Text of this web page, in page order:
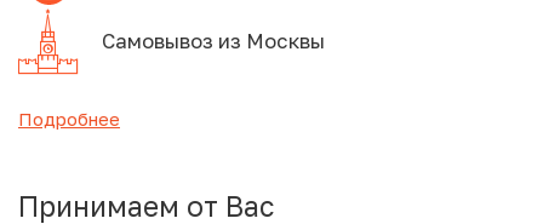
Самовывоз из Москвы
Подробнее
Принимаем от Вас